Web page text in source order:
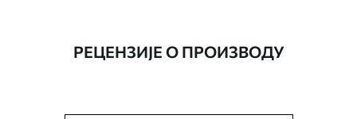
РЕЦЕНЗИЈЕ О ПРОИЗВОДУ